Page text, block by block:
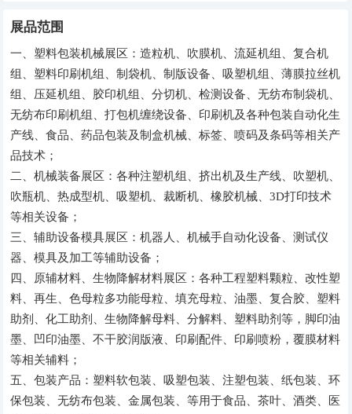
展品范围
一、塑料包装机械展区：造粒机、吹膜机、流延机组、复合机
组、塑料印刷机组、制袋机、制版设备、吸塑机组、薄膜拉丝机
组、压延机组、胶印机组、分切机、检测设备、无纺布制袋机、
无纺布印刷机组、打包机缠绕设备、印刷机及各种包装自动化生
产线、食品、药品包装及制盒机械、标签、喷码及条码等相关产
品技术；
二、机械装备展区：各种注塑机组、挤出机及生产线、吹塑机、
吹瓶机、热成型机、吸塑机、裁断机、橡胶机械、3D打印技术
等相关设备；
三、辅助设备模具展区：机器人、机械手自动化设备、测试仪
器、模具及加工等辅助设备；
四、原辅材料、生物降解材料展区：各种工程塑料颗粒、改性塑
料、再生、色母粒多功能母粒、填充母粒、油墨、复合胶、塑料
助剂、化工助剂、生物降解母料、分解料、塑料助剂等，脚印油
墨、凹印油墨、不干胶润版液、印刷配件、印刷喷粉，覆膜材料
等相关辅料；
五、包装产品：塑料软包装、吸塑包装、注塑包装、纸包装、环
保包装、无纺布包装、金属包装、等用于食品、茶叶、酒类、医